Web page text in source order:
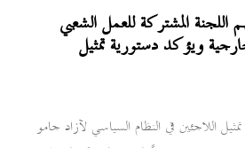
المشتركة للعمل الشعبي
ويؤكد دستورية تمثيل
اللاجئين في النظام السياسي لآزاد جامو